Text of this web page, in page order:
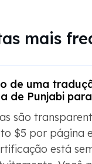
de Punjabi para
são
$5 por página
está
Você